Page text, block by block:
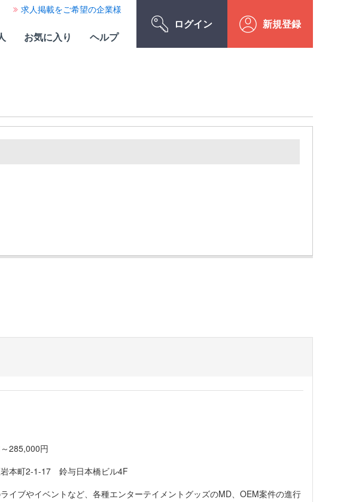
求人掲載をご希望の企業様
お気に入り ヘルプ
ログイン 新規登録
285,000円
本町2-1-17 鈴与日本橋ビル4F
イブやイベントなど、各種エンターテイメントグッズのMD、OEM案件の進行